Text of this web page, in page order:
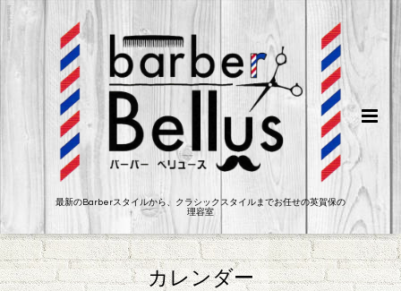
最新のBarberスタイルから、クラシックスタイルまでお任せの英賀保の
理容室
カレンダー